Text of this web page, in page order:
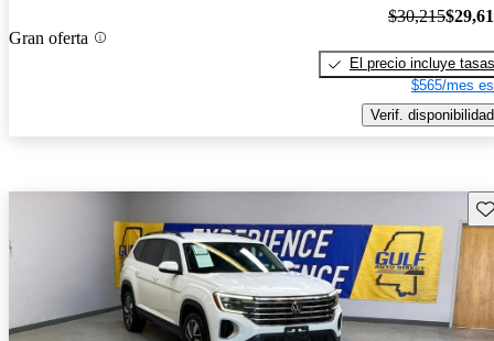
Gran oferta
$30,215
El precio incluye tasas
$565/mes
Verif. disponibilidad